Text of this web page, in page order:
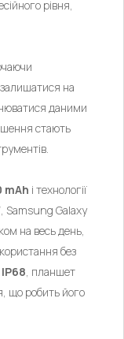
рівня,
на
даними
стають
mAh і технології
, Samsung Galaxy
на весь день,
без
, планшет
що робить його